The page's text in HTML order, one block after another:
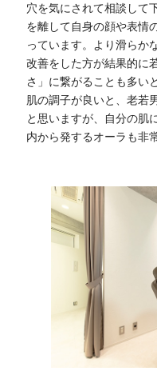
穴を気にされて相談して
を離して自身の顔や表情
っています。より滑らか
改善をした方が結果的に
さ」に繋がることも多い
肌の調子が良いと、老若
と思いますが、自分の肌
内から発するオーラも非